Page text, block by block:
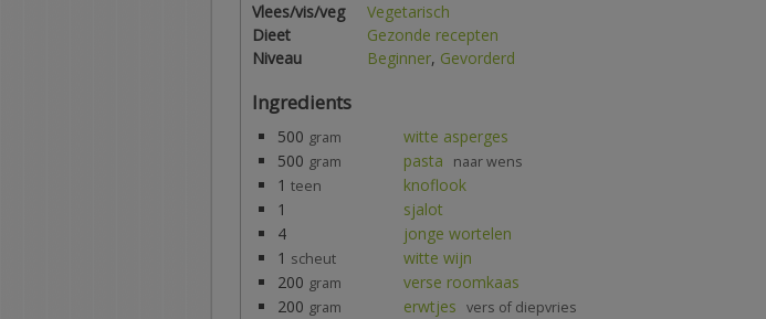
Vlees/vis/veg
Vegetarisch
Dieet
Gezonde recepten
Niveau
Beginner, Gevorderd
Ingredients
500 gram
witte asperges
500 gram pasta naar wens
1 teen
knoflook
1
sjalot
4
jonge wortelen
1 scheut
witte wijn
200 gram
verse roomkaas
200 gram erwtjes vers of diepvries